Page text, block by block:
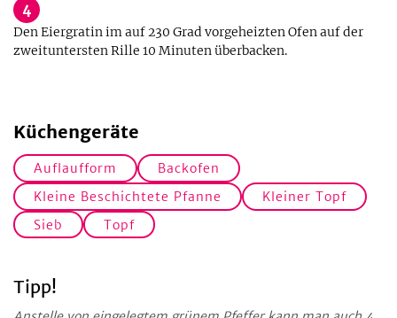
4
Den Eiergratin im auf 230 Grad vorgeheizten Ofen auf der
zweituntersten Rille 10 Minuten überbacken.
Küchengeräte
Auflaufform
Backofen
Kleine Beschichtete Pfanne
Kleiner Topf
Sieb
Topf
Tipp!